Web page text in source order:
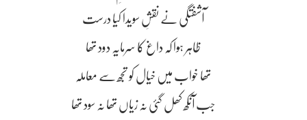
آشفتگی نے نقشِ سویدا کیا درست
ظاہر ہوا کہ داغ کا سرمایہ دود تھا
تھا خواب میں خیال کو تجھ سے معاملہ
جب آنکھ کھل گئی نہ زیاں تھا نہ سود تھا